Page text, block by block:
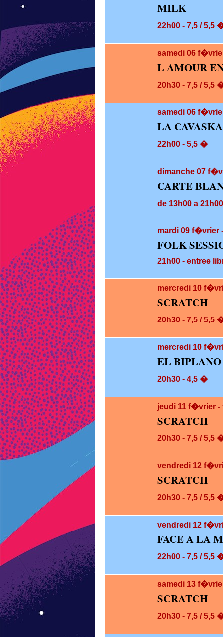
MILK
22h00 - 7,5 / 5,5
samedi 06
L AMOUR
20h30 - 7,5 / 5,5
samedi 06
LA CAVASKA
22h00 - 5,5 �
dimanche 07
CARTE
de 13h00 a
mardi 09 f�vrier
FOLK
21h00 - entree
mercredi 10
SCRATCH
20h30 - 7,5 / 5,5
mercredi 10
EL
20h30 - 4,5 �
jeudi 11 f�vrier
SCRATCH
20h30 - 7,5 / 5,5
vendredi 12
SCRATCH
20h30 - 7,5 / 5,5
vendredi 12
FACE A LA
22h00 - 7,5 / 5,5
samedi 13
SCRATCH
20h30 - 7,5 / 5,5